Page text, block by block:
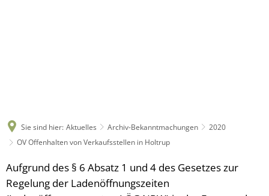
Sie sind hier: Aktuelles Archiv-Bekanntmachungen
2020
OV Offenhalten von Verkaufsstellen in Holtrup
Aufgrund des § 6 Absatz 1 und 4 des Gesetzes zur
Regelung der Ladenöffnungszeiten